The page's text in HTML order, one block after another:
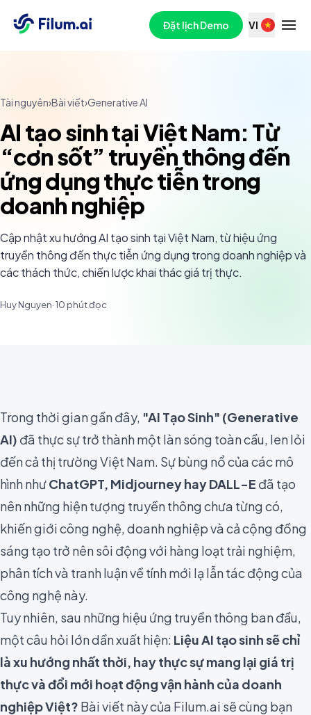
Đặt lịch Demo VI
Tài nguyên›Bài viết›Generative AI
AI tạo sinh tại Việt Nam: Từ
“cơn sốt” truyền thông đến
ứng dụng thực tiễn trong
doanh nghiệp
Cập nhật xu hướng AI tạo sinh tại Việt Nam, từ hiệu ứng
truyền thông đến thực tiễn ứng dụng trong doanh nghiệp và
các thách thức, chiến lược khai thác giá trị thực.
Huy Nguyen·10 phút đọc
Trong thời gian gần đây, "AI Tạo Sinh" (Generative
AI) đã thực sự trở thành một làn sóng toàn cầu, len lỏi
đến cả thị trường Việt Nam. Sự bùng nổ của các mô
hình nhưChatGPT, MidjourneyhayDALL-E đã tạo
nên những hiện tượng truyền thông chưa từng có,
khiến giới công nghệ, doanh nghiệp và cả cộng đồng
sáng tạo trở nên sôi động với hàng loạt trải nghiệm,
phân tích và tranh luận về tính mới lạ lẫn tác động của
công nghệ này.
Tuy nhiên, sau những hiệu ứng truyền thông ban đầu,
một câu hỏi lớn dần xuất hiện: Liệu AI tạo sinh sẽ chỉ
là xu hướng nhất thời, hay thực sự mang lại giá trị
thực và đổi mới hoạt động vận hành của doanh
nghiệp Việt? Bài viết này của Filum.ai sẽ cùng bạn